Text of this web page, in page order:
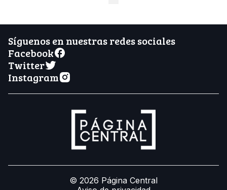
Síguenos en nuestras redes sociales
Facebook
Twitter
Instagram
© 2026 Página Central